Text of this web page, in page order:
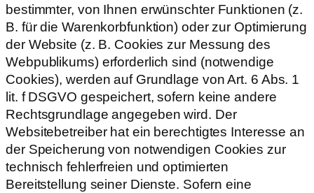
bestimmter, von Ihnen erwünschter Funktionen (z.
B. für die Warenkorbfunktion) oder zur Optimierung
der Website (z. B. Cookies zur Messung des
Webpublikums) erforderlich sind (notwendige
Cookies), werden auf Grundlage von Art. 6 Abs. 1
lit. f DSGVO gespeichert, sofern keine andere
Rechtsgrundlage angegeben wird. Der
Websitebetreiber hat ein berechtigtes Interesse an
der Speicherung von notwendigen Cookies zur
technisch fehlerfreien und optimierten
Bereitstellung seiner Dienste. Sofern eine